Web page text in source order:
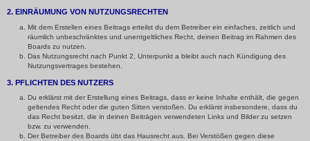
2. EINRÄUMUNG VON NUTZUNGSRECHTEN
Mit dem Erstellen eines Beitrags erteilst du dem Betreiber ein einfaches, zeitlich und
räumlich unbeschränktes und unentgeltliches Recht, deinen Beitrag im Rahmen des
Boards zu nutzen.
Das Nutzungsrecht nach Punkt 2, Unterpunkt a bleibt auch nach Kündigung des
Nutzungsvertrages bestehen.
3. PFLICHTEN DES NUTZERS
Du erklärst mit der Erstellung eines Beitrags, dass er keine Inhalte enthält, die gegen
geltendes Recht oder die guten Sitten verstoßen. Du erklärst insbesondere, dass du
das Recht besitzt, die in deinen Beiträgen verwendeten Links und Bilder zu setzen
bzw. zu verwenden.
Der Betreiber des Boards übt das Hausrecht aus. Bei Verstößen gegen diese